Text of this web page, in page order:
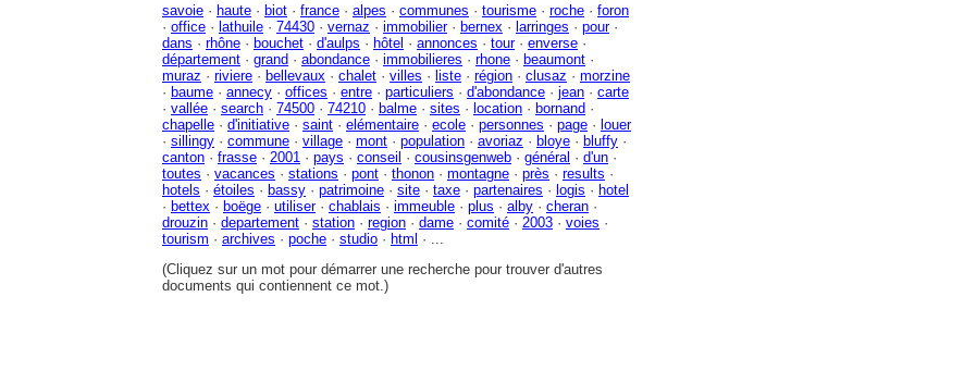
savoie · haute · biot · france · alpes · communes · tourisme · roche · foron
· office · lathuile · 74430 · vernaz · immobilier· bernex · larringes · pour·
dans · rhône · bouchet · d'aulps · hôtel · annonces · tour· enverse ·
département · grand · abondance · immobilieres · rhone · beaumont ·
muraz · riviere · bellevaux · chalet · villes · liste · région · clusaz · morzine
· baume · annecy · offices · entre · particuliers · d'abondance · jean · carte
· vallée · search · 74500 · 74210 · balme · sites · location · bornand ·
chapelle · d'initiative · saint · elémentaire · ecole · personnes · page · louer
· sillingy · commune · village · mont · population · avoriaz · bloye · bluffy ·
canton · frasse · 2001 · pays · conseil · cousinsgenweb · général · d'un ·
toutes · vacances · stations · pont · thonon · montagne · près · results ·
hotels · étoiles · bassy · patrimoine · site · taxe · partenaires · logis · hotel
· bettex · boëge · utiliser· chablais · immeuble · plus · alby · cheran ·
drouzin · departement · station · region · dame · comité · 2003 · voies ·
tourism · archives · poche · studio · html · ...
(Cliquez sur un mot pour démarrer une recherche pour trouver d'autres
documents qui contiennent ce mot.)